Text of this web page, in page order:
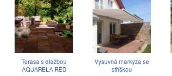
Terasa s dlažbou
AQUARELA RED
Výsuvná markýza se
stříškou